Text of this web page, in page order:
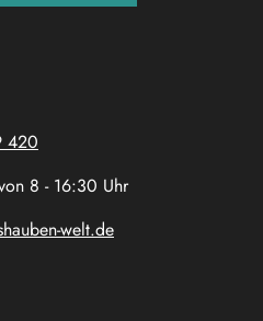
420
8 - 16:30 Uhr
welt.de